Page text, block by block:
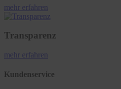
mehr erfahren
Transparenz
mehr erfahren
Kundenservice